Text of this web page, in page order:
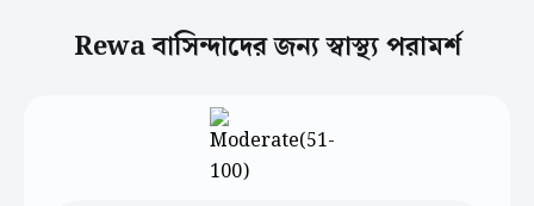
Rewa বাসিন্দাদের জন্য স্বাস্থ্য পরামর্শ